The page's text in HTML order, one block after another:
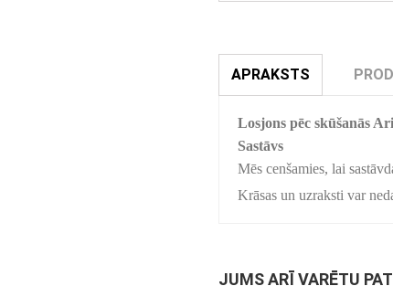
APRAKSTS
Losjons pēc skūšanās
Sastāvs
Mēs cenšamies, lai
Krāsas un uzraksti var
JUMS ARĪ VARĒTU